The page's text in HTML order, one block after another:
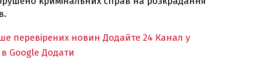
перевірених новин Додайте 24 Канал у
Google Додати